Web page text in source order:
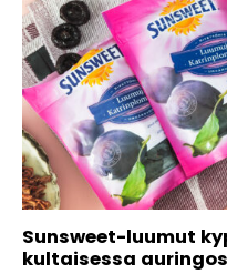
Sunsweet-luumut
kultaisessa